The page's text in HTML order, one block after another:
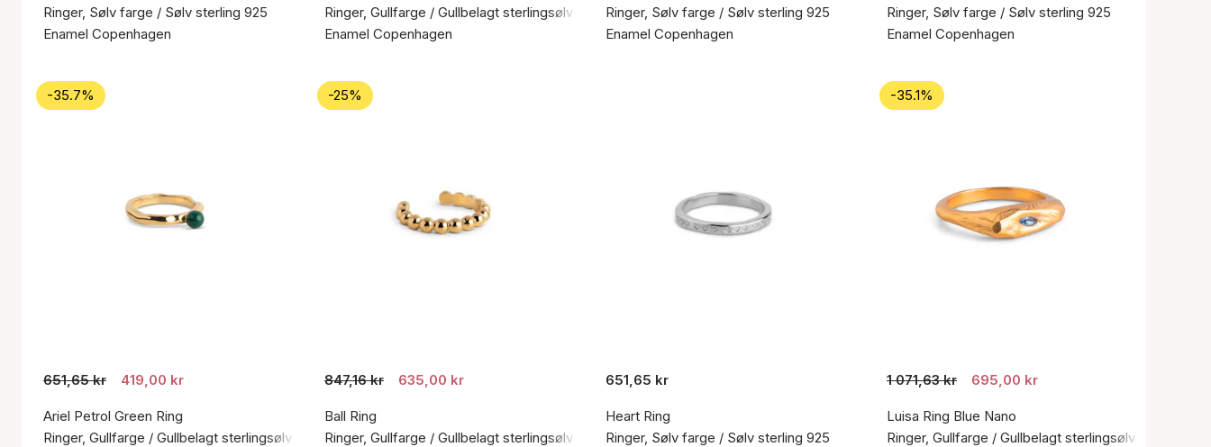
Ringer, Sølv farge / Sølv sterling 925
Enamel Copenhagen
Ringer, Gullfarge / Gullbelagt sterlingsølv 925
Enamel Copenhagen
Ringer, Sølv farge / Sølv sterling 925
Enamel Copenhagen
Ringer, Sølv farge / Sølv sterling 925
Enamel Copenhagen
-35.7%
651,65 kr 419,00 kr
Ariel Petrol Green Ring
Ringer, Gullfarge / Gullbelagt sterlingsølv 925
-25%
847,16 kr 635,00 kr
Ball Ring
Ringer, Gullfarge / Gullbelagt sterlingsølv 925
651,65 kr
Heart Ring
Ringer, Sølv farge / Sølv sterling 925
-35.1%
1 071,63 kr 695,00 kr
Luisa Ring Blue Nano
Ringer, Gullfarge / Gullbelagt sterlingsølv 925